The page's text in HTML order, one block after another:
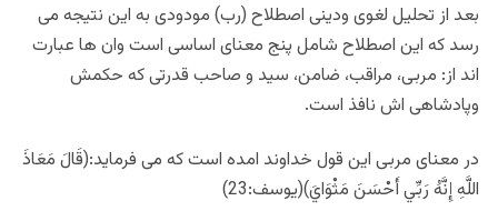
بعد از تحلیل لغوی ودینی اصطلاح (رب) مودودی به این نتیجه می
رسد که این اصطلاح شامل پنج معنای اساسی است وان ها عبارت
اند از: مربی، مراقب، ضامن، سید و صاحب قدرتی که حکمش
وپادشاهی اش نافذ است.
در معنای مربی اين قول خداوند امده است که می فرماید:(قَالَ مَعَاذَ
اللَّهِ إِنَّهُ رَبِّي أَحْسَنَ مَثْوَايَ)(يوسف:23)